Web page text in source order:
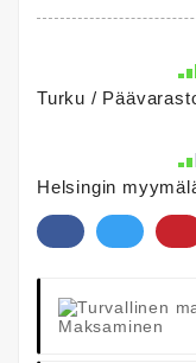
Turku /
Helsingin
Maksaminen